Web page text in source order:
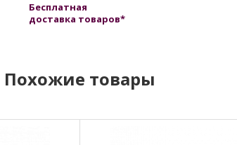
Бесплатная
доставка товаров*
Похожие товары